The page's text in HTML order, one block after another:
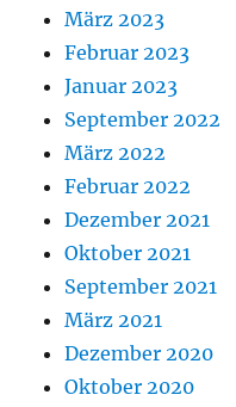
März 2023
Februar 2023
Januar 2023
September 2022
März 2022
Februar 2022
Dezember 2021
Oktober 2021
September 2021
März 2021
Dezember 2020
Oktober 2020